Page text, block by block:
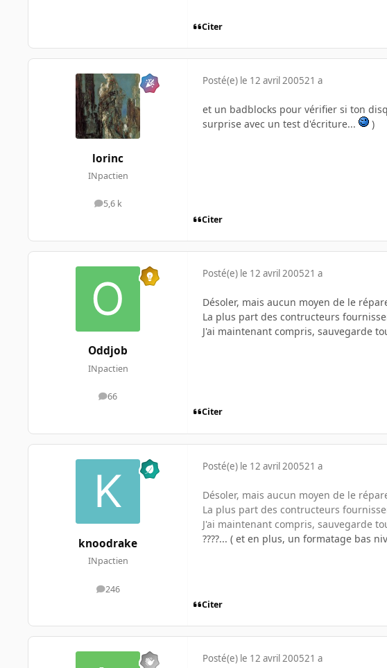
Citer
lorinc
INpactien
5,6 k
messages
Posté(e) le 12 avril 200521 a
et un badblocks pour vérifier si ton
surprise avec un test d'écriture...
)
Citer
Oddjob
INpactien
66
messages
Posté(e) le 12 avril 200521 a
Désoler, mais aucun moyen de le
La plus part des contructeurs
J'ai maintenant compris, sauvegarde
Citer
knoodrake
INpactien
246
messages
Posté(e) le 12 avril 200521 a
Désoler, mais aucun moyen de le
La plus part des contructeurs
J'ai maintenant compris, sauvegarde
????... ( et en plus, un formatage bas
Citer
Posté(e) le 12 avril 200521 a